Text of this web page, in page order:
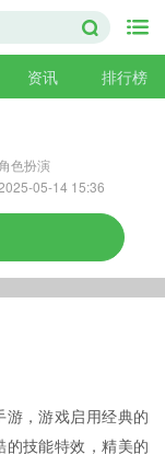
资讯 排行榜
色扮演
05-14 15:36
，游戏启用经典的
技能特效，精美的